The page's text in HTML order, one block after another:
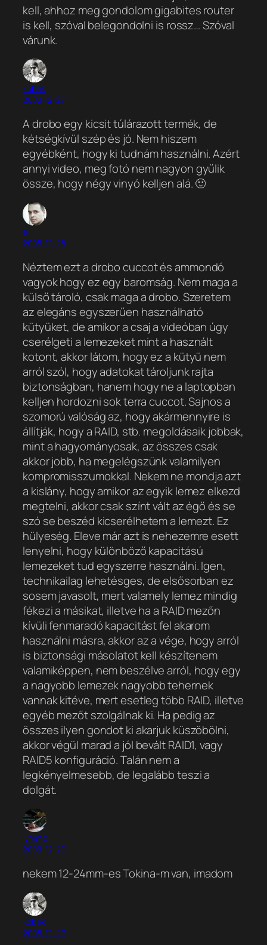
kell, ahhoz meg gondolom gigabites router
is kell, szóval belegondolni is rossz… Szóval
várunk.
kobak
2008-12-27
A drobo egy kicsit túlárazott termék, de
kétségkívül szép és jó. Nem hiszem
egyébként, hogy ki tudnám használni. Azért
annyi video, meg fotó nem nagyon gyűlik
össze, hogy négy vinyó kelljen alá. 🙂
e1
2008-12-28
Néztem ezt a drobo cuccot és ammondó
vagyok hogy ez egy baromság. Nem maga a
külső tároló, csak maga a drobo. Szeretem
az elegáns egyszerűen használható
kütyüket, de amikor a csaj a videóban úgy
cserélgeti a lemezeket mint a használt
kotont, akkor látom, hogy ez a kütyü nem
arról szól, hogy adatokat tároljunk rajta
biztonságban, hanem hogy ne a laptopban
kelljen hordozni sok terra cuccot. Sajnos a
szomorú valóság az, hogy akármennyire is
állítják, hogy a RAID, stb. megoldásaik jobbak,
mint a hagyományosak, az összes csak
akkor jobb, ha megelégszünk valamilyen
kompromisszumokkal. Nekem ne mondja azt
a kislány, hogy amikor az egyik lemez elkezd
megtelni, akkor csak színt vált az égő és se
szó se beszéd kicserélhetem a lemezt. Ez
hülyeség. Eleve már azt is nehezemre esett
lenyelni, hogy különböző kapacitású
lemezeket tud egyszerre használni. Igen,
technikailag lehetésges, de elsősorban ez
sosem javasolt, mert valamely lemez mindig
fékezi a másikat, illetve ha a RAID mezőn
kívüli fenmaradó kapacitást fel akarom
használni másra, akkor az a vége, hogy arról
is biztonsági másolatot kell készítenem
valamiképpen, nem beszélve arról, hogy egy
a nagyobb lemezek nagyobb tehernek
vannak kitéve, mert esetleg több RAID, illetve
egyéb mezőt szolgálnak ki. Ha pedig az
összes ilyen gondot ki akarjuk küszöbölni,
akkor végül marad a jól bevált RAID1, vagy
RAID5 konfiguráció. Talán nem a
legkényelmesebb, de legalább teszi a
dolgát.
lymmz
2008-12-29
nekem 12-24mm-es Tokina-m van, imadom
kobak
2008-12-29